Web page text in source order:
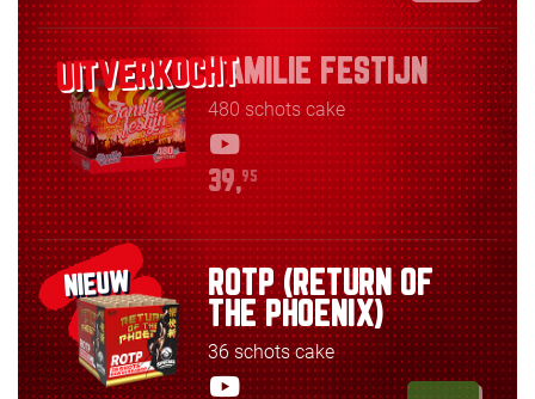
FAMILIE FESTIJN
480 schots cake
39,95
NIEUW
ROTP (RETURN OF
THE PHOENIX)
36 schots cake